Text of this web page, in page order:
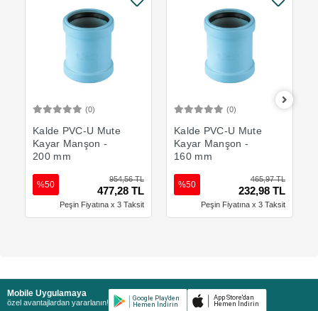
(0)
Kalde PVC-U Mute
Kayar Manşon -
200 mm
954,56 TL
477,28 TL
%50
Peşin Fiyatına x 3 Taksit
(0)
Kalde PVC-U Mute
Kayar Manşon -
160 mm
465,97 TL
232,98 TL
%50
Peşin Fiyatına x 3 Taksit
Mobile Uygulamaya
özel avantajlardan yararlanın!